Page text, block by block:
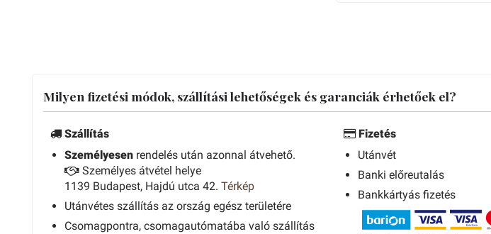
Milyen fizetési módok, szállítási lehetőségek és garanciák érhetőek el?
Szállítás
Személyesen rendelés után azonnal átvehető.
Személyes átvétel helye
1139 Budapest, Hajdú utca 42. Térkép
Utánvétes szállítás az ország egész területére
Csomagpontra, csomagautómatába való szállítás
Fizetés
Utánvét
Banki előreutalás
Bankkártyás fizetés